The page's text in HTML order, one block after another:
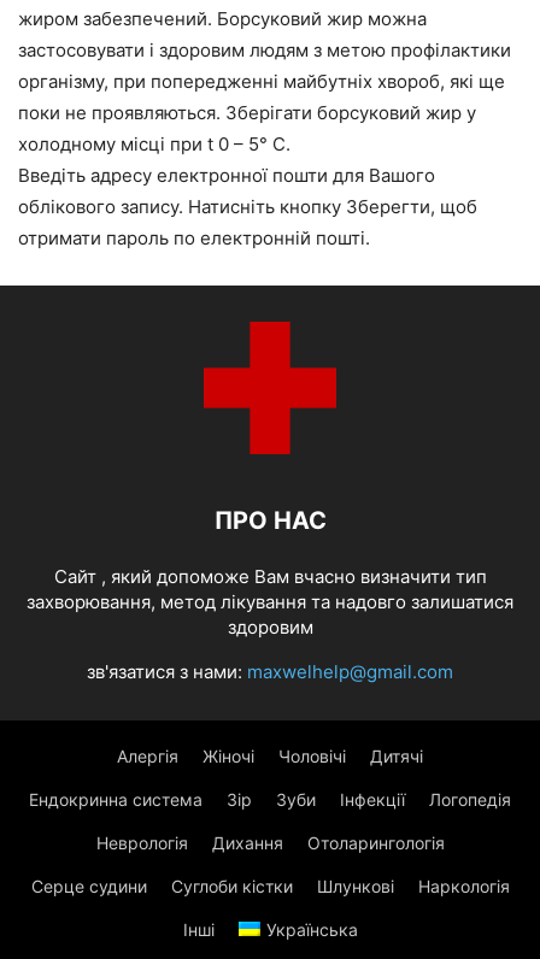
жиром забезпечений. Борсуковий жир можна
застосовувати і здоровим людям з метою профілактики
організму, при попередженні майбутніх хвороб, які ще
поки не проявляються. Зберігати борсуковий жир у
холодному місці при t 0 – 5° С.
Введіть адресу електронної пошти для Вашого
облікового запису. Натисніть кнопку Зберегти, щоб
отримати пароль по електронній пошті.
ПРО НАС
Cайт , який допоможе Вам вчасно визначити тип
захворювання, метод лікування та надовго залишатися
здоровим
зв'язатися з нами: maxwelhelp@gmail.com
Алергія Жіночі Чоловічі Дитячі
Ендокринна система Зір Зуби Інфекції Логопедія
Неврологія Дихання Отоларингологія
Серце судини Суглоби кістки Шлункові Наркологія
Інші Українська